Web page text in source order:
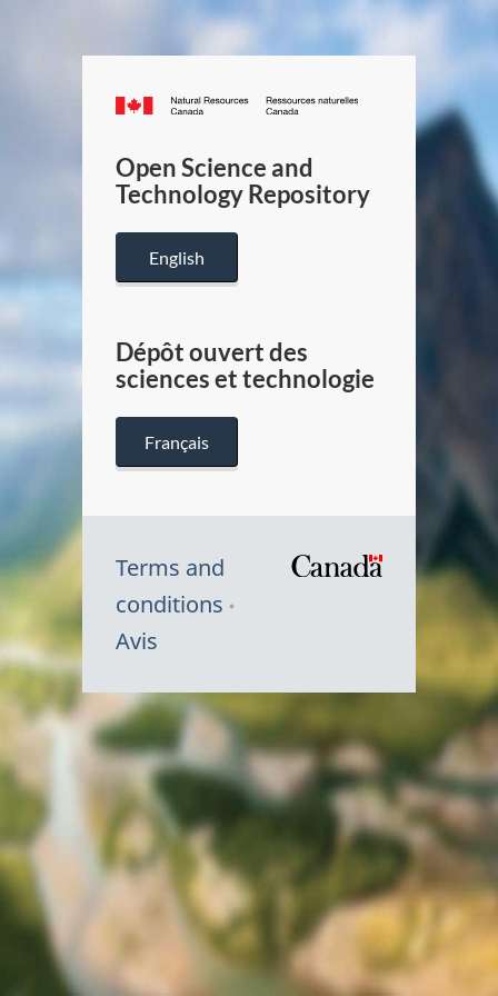
Canada.ca
/
Canada
Open Science and
Technology Repository
English
Dépôt ouvert des
sciences et technologie
Français
Terms and
conditions
Avis
Canada